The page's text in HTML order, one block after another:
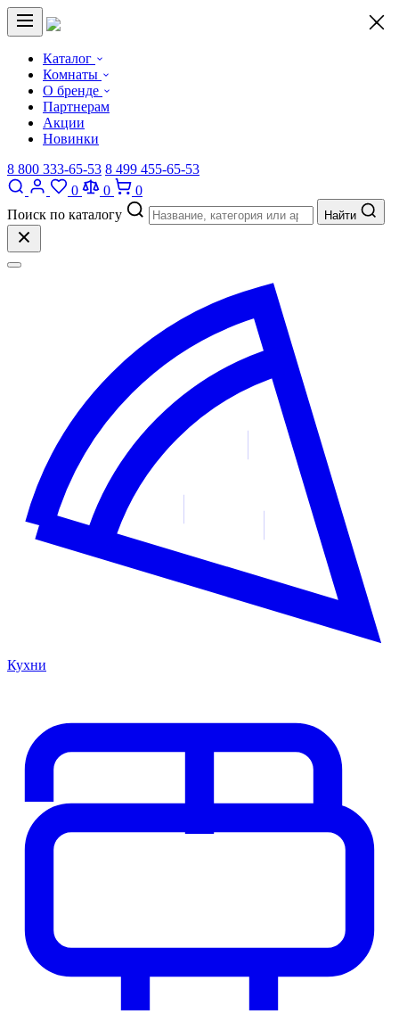
Каталог
Комнаты
О бренде
Партнерам
Акции
Новинки
8 800 333-65-53 8 499 455-65-53
0
0
0
Поиск по каталогу
Найти
Кухни
×